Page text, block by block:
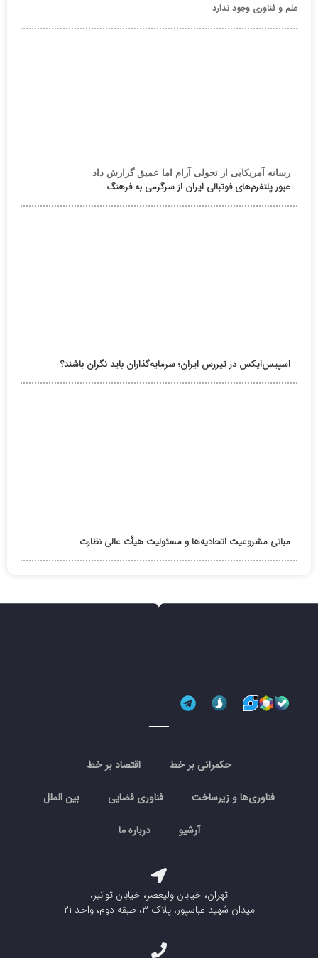
علم و فناوری وجود ندارد
رسانه آمریکایی از تحولی آرام اما عمیق گزارش داد
عبور پلتفرم‌های فوتبالی ایران از سرگرمی به فرهنگ
اسپیس‌ایکس در تیررس ایران؛ سرمایه‌گذاران باید نگران باشند؟
مبانی مشروعیت اتحادیه‌ها و مسئولیت هیأت عالی نظارت
حکمرانی بر خط اقتصاد بر خط
فناوری‌ها و زیرساخت فناوری فضایی بین الملل
آرشیو درباره ما
تهران، خیابان ولیعصر، خیابان توانیر،
میدان شهید عباسپور، پلاک ۳، طبقه دوم، واحد ۲۱